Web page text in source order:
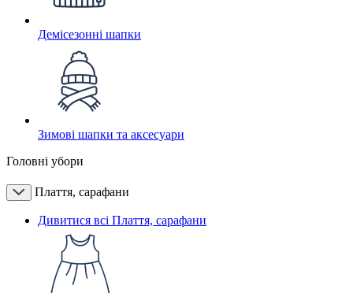
Демісезонні шапки
Зимові шапки та аксесуари
Головні убори
Плаття, сарафани
Дивитися всі Плаття, сарафани